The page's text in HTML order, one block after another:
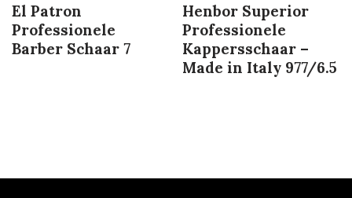
El Patron
Professionele
Barber Schaar 7
Henbor Superior
Professionele
Kappersschaar –
Made in Italy 977/6.5